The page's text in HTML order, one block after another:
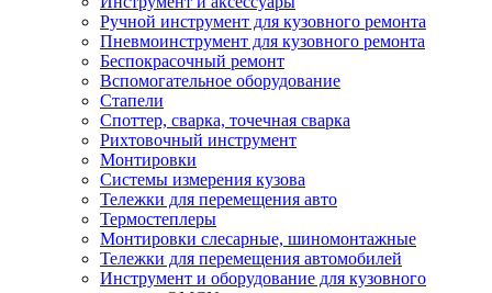
Ручной инструмент для кузовного ремонта
Пневмоинструмент для кузовного ремонта
Беспокрасочный ремонт
Вспомогательное оборудование
Стапели
Споттер, сварка, точечная сварка
Рихтовочный инструмент
Монтировки
Системы измерения кузова
Тележки для перемещения авто
Термостеплеры
Монтировки слесарные, шиномонтажные
Тележки для перемещения автомобилей
Инструмент и оборудование для кузовного